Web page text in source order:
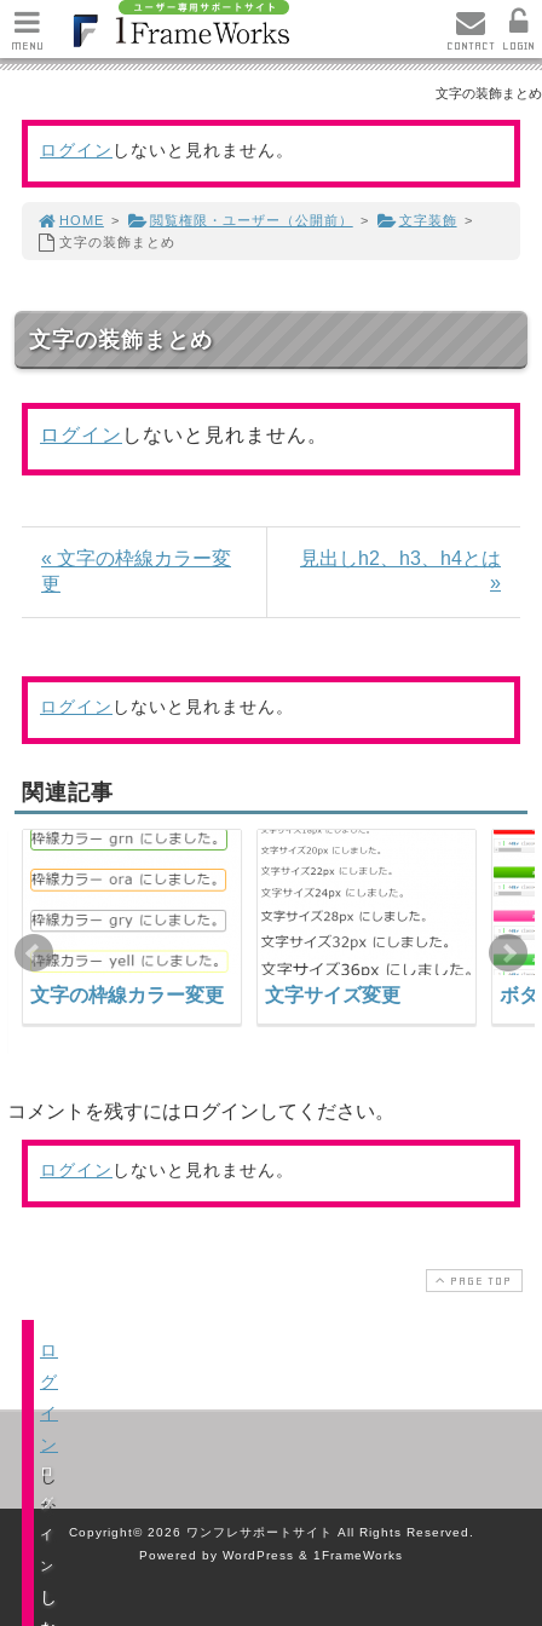
文字の装飾まとめ
ログイン しないと見れません。
HOME > 閲覧権限・ユーザー（公開前） > 文字装飾 >
文字の装飾まとめ
文字の装飾まとめ
ログイン しないと見れません。
« 文字の枠線カラー変
更
見出しh2、h3、h4とは
»
ログイン しないと見れません。
関連記事
文字の枠線カラー変更 文字サイズ変更 ボ
コメントを残すにはログインしてください。
ログイン しないと見れません。
PAGE TOP
ロ
グ
イ
ン
し
な
い
と
見
ロ
グ
イ
ン
し
Copyright© 2026 ワンフレサポートサイト All Rights Reserved.
Powered by WordPress & 1FrameWorks
MENU LOGIN
CONTACT